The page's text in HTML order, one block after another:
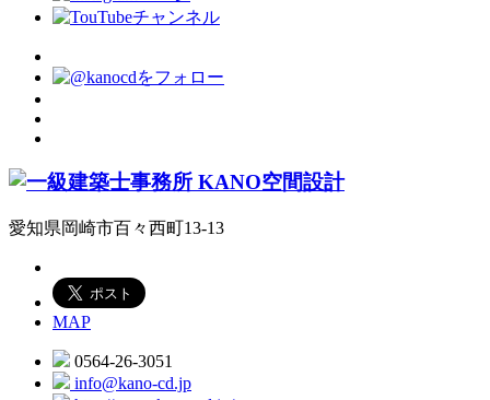
愛知県岡崎市百々西町13-13
MAP
0564-26-3051
info@kano-cd.jp